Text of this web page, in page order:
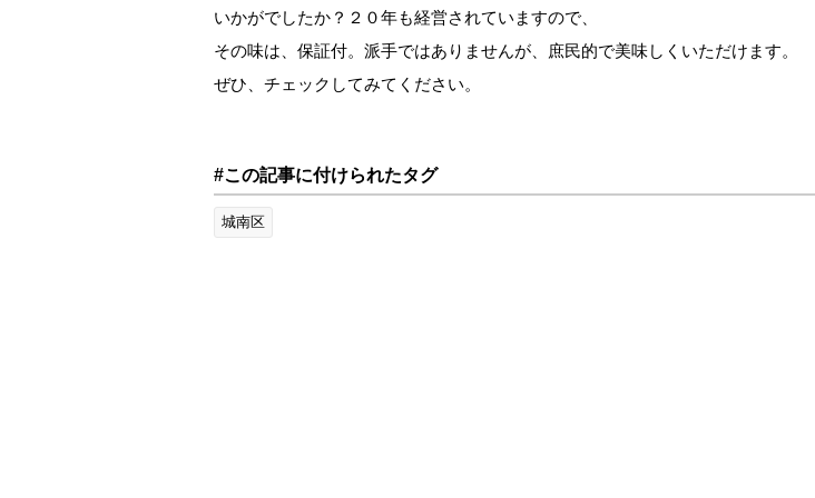
いかがでしたか？２０年も経営されていますので、
その味は、保証付。派手ではありませんが、庶民的で美味しくいただけます。
ぜひ、チェックしてみてください。
#この記事に付けられたタグ
城南区